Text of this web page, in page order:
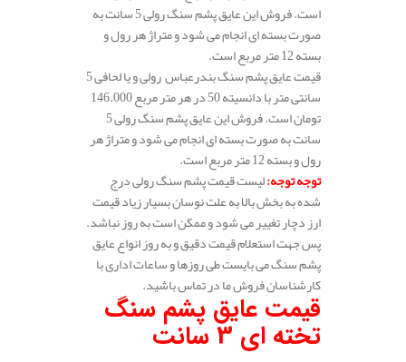
است. فروش این عایق پشم سنگ رولی 5 سانت به
صورت بسته ای انجام می شود و متراژ هر رول و
بسته 12 متر مربع است.
قیمت عایق پشم سنگ بندرعباس رولی و یا لحافی 5
سانتی متر با دانسیته 50 در هر متر مربع 146.000
تومان است. فروش این عایق پشم سنگ رولی 5
سانت به صورت بسته ای انجام می شود و متراژ هر
رول و بسته 12 متر مربع است.
توجه توجه:لیست قیمت پشم سنگ رولی درج
شده به بخش بالا به علت نوسان بسیار زیاد قیمت
ارز دچار تغییر می شود و ممکن است به روز نباشد.
پس جهت استعلام قیمت دقیق و به روز انواع عایق
پشم سنگ می بایست طی روزها و ساعات اداری با
کارشناسان فروش ما در تماس باشید.
قیمت عایق پشم سنگ
تخته ای 3 سانت